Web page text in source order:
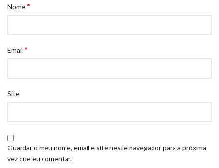
Nome*
Email *
Site
Guardar o meu nome, email e site neste navegador para a próxima
vez que eu comentar.